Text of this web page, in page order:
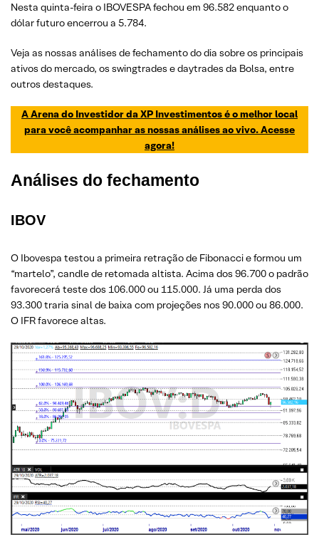
Nesta quinta-feira o IBOVESPA fechou em 96.582 enquanto o
dólar futuro encerrou a 5.784.
Veja as nossas análises de fechamento do dia sobre os principais
ativos do mercado, os swingtrades e daytrades da Bolsa, entre
outros destaques.
A Arena do Investidor da XP Investimentos é o melhor local
para você acompanhar as nossas análises ao vivo. Acesse
agora!
Análises do fechamento
IBOV
O Ibovespa testou a primeira retração de Fibonacci e formou um
“martelo”, candle de retomada altista. Acima dos 96.700 o padrão
favorecerá teste dos 106.000 ou 115.000. Já uma perda dos
93.300 traria sinal de baixa com projeções nos 90.000 ou 86.000.
O IFR favorece altas.